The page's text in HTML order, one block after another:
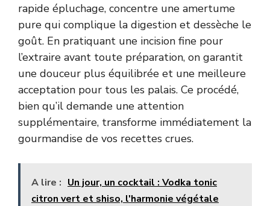
rapide épluchage, concentre une amertume
pure qui complique la digestion et dessèche le
goût. En pratiquant une incision fine pour
l’extraire avant toute préparation, on garantit
une douceur plus équilibrée et une meilleure
acceptation pour tous les palais. Ce procédé,
bien qu’il demande une attention
supplémentaire, transforme immédiatement la
gourmandise de vos recettes crues.
A lire : Un jour, un cocktail : Vodka tonic
citron vert et shiso, l'harmonie végétale